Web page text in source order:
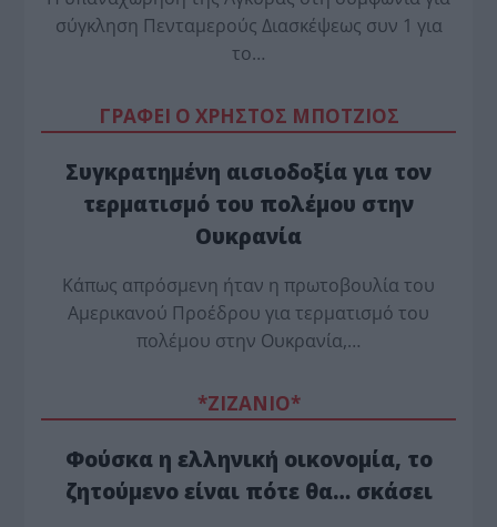
σύγκληση Πενταμερούς Διασκέψεως συν 1 για
το…
ΓΡΑΦΕΙ Ο ΧΡΗΣΤΟΣ ΜΠΟΤΖΙΟΣ
Συγκρατημένη αισιοδοξία για τον
τερματισμό του πολέμου στην
Ουκρανία
Κάπως απρόσμενη ήταν η πρωτοβουλία του
Αμερικανού Προέδρου για τερματισμό του
πολέμου στην Ουκρανία,…
*ZΙΖΑΝΙΟ*
Φούσκα η ελληνική οικονομία, το
ζητούμενο είναι πότε θα… σκάσει